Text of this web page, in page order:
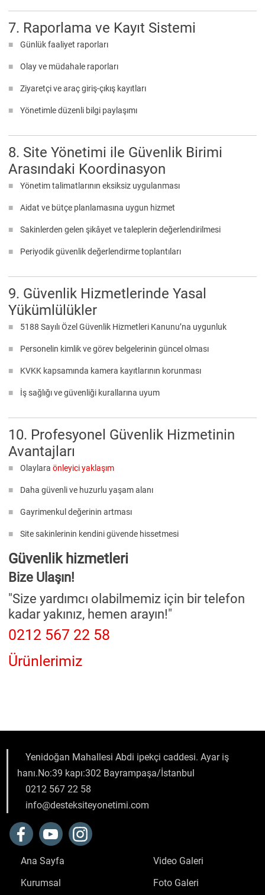
7. Raporlama ve Kayıt Sistemi
Günlük faaliyet raporları
Olay ve müdahale raporları
Ziyaretçi ve araç giriş-çıkış kayıtları
Yönetimle düzenli bilgi paylaşımı
8. Site Yönetimi ile Güvenlik Birimi
Arasındaki Koordinasyon
Yönetim talimatlarının eksiksiz uygulanması
Aidat ve bütçe planlamasına uygun hizmet
Sakinlerden gelen şikâyet ve taleplerin değerlendirilmesi
Periyodik güvenlik değerlendirme toplantıları
9. Güvenlik Hizmetlerinde Yasal
Yükümlülükler
5188 Sayılı Özel Güvenlik Hizmetleri Kanunu’na uygunluk
Personelin kimlik ve görev belgelerinin güncel olması
KVKK kapsamında kamera kayıtlarının korunması
İş sağlığı ve güvenliği kurallarına uyum
10. Profesyonel Güvenlik Hizmetinin
Avantajları
Olaylara önleyici yaklaşım
Daha güvenli ve huzurlu yaşam alanı
Gayrimenkul değerinin artması
Site sakinlerinin kendini güvende hissetmesi
Güvenlik hizmetleri
Bize Ulaşın!
"Size yardımcı olabilmemiz için bir telefon
kadar yakınız, hemen arayın!"
0212 567 22 58
Ürünlerimiz
Yenidoğan Mahallesi Abdi ipekçi caddesi. Ayar iş
hanı.No:39 kapı:302 Bayrampaşa/İstanbul
0212 567 22 58
info@desteksiteyonetimi.com
Ana Sayfa
Kurumsal
Video Galeri
Foto Galeri